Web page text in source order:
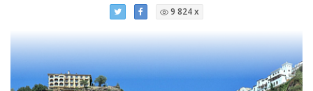
9 824 x